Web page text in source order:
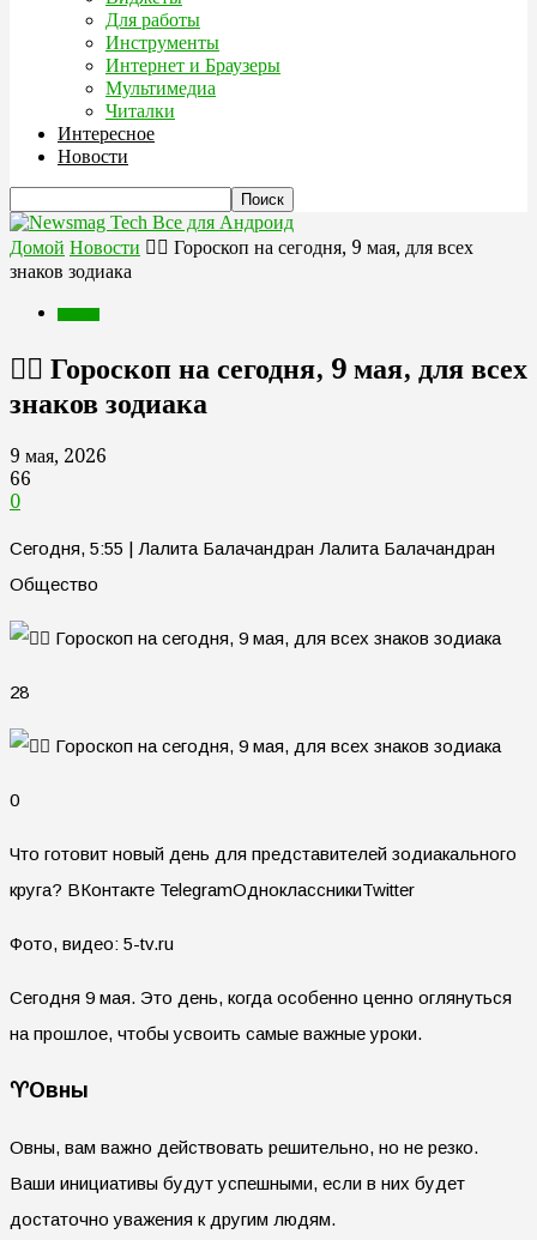
Для работы
Инструменты
Интернет и Браузеры
Мультимедиа
Читалки
Интересное
Новости
Все для Андроид
Домой Новости 🧙‍♀ Гороскоп на сегодня, 9 мая, для всех
знаков зодиака
🧙‍♀ Гороскоп на сегодня, 9 мая, для всех
знаков зодиака
9 мая, 2026
66
0
Сегодня, 5:55 | Лалита Балачандран Лалита Балачандран
Общество
28
0
Что готовит новый день для представителей зодиакального
круга? ВКонтакте TelegramОдноклассникиTwitter
Фото, видео: 5-tv.ru
Сегодня 9 мая. Это день, когда особенно ценно оглянуться
на прошлое, чтобы усвоить самые важные уроки.
♈️Овны
Овны, вам важно действовать решительно, но не резко.
Ваши инициативы будут успешными, если в них будет
достаточно уважения к другим людям.